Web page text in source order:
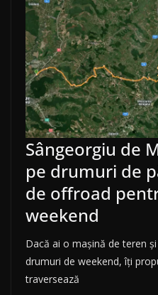
Sângeorgiu de
pe drumuri de
de offroad
weekend
Dacă ai o mașină de teren
drumuri de weekend, îți
traversează